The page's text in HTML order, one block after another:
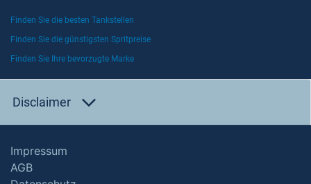
Finden Sie die besten Tankstellen
Finden Sie die günstigsten Spritpreise
Finden Sie Ihre bevorzugte Marke
Disclaimer
Impressum
AGB